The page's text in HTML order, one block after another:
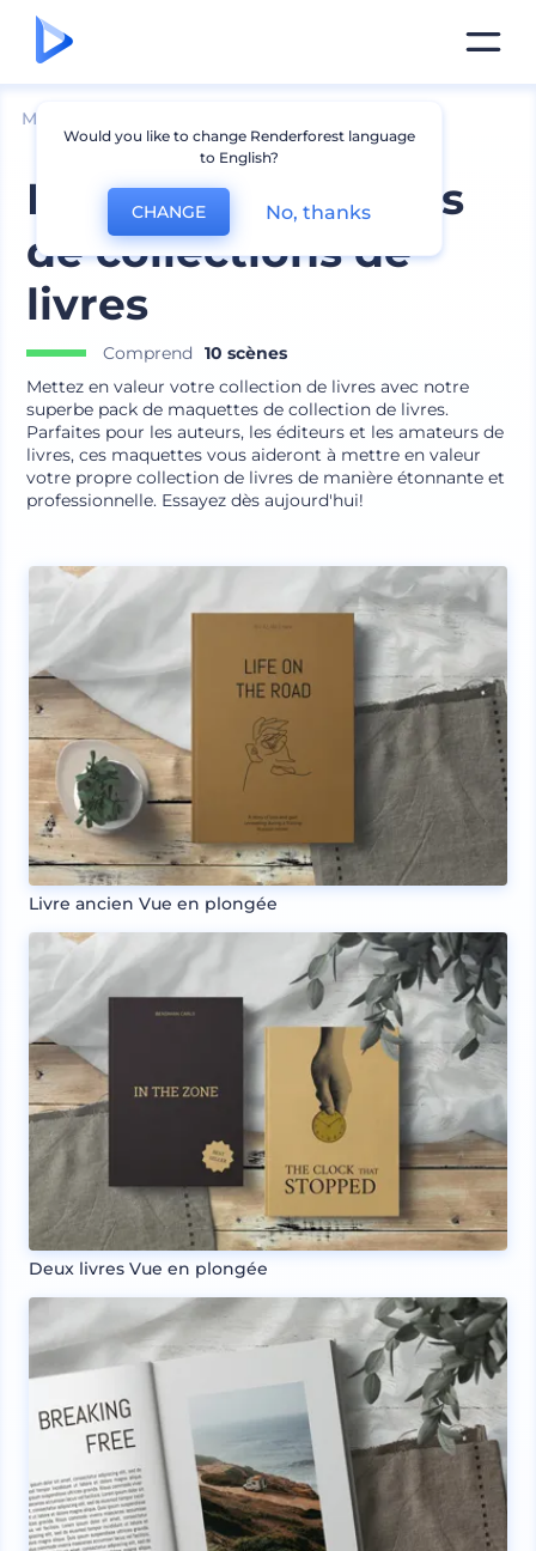
Mockups
Pack de maquettes
de collections de
livres
Comprend
10 scènes
Mettez en valeur votre collection de livres avec notre
superbe pack de maquettes de collection de livres.
Parfaites pour les auteurs, les éditeurs et les amateurs de
livres, ces maquettes vous aideront à mettre en valeur
votre propre collection de livres de manière étonnante et
professionnelle. Essayez dès aujourd'hui!
Livre ancien Vue en plongée
Deux livres Vue en plongée
Would you like to change Renderforest language
to English?
CHANGE No, thanks